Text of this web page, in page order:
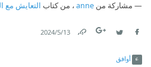
مشاركة من anne ، من كتاب التعايش مع
13‏/5‏/2024
أوافق